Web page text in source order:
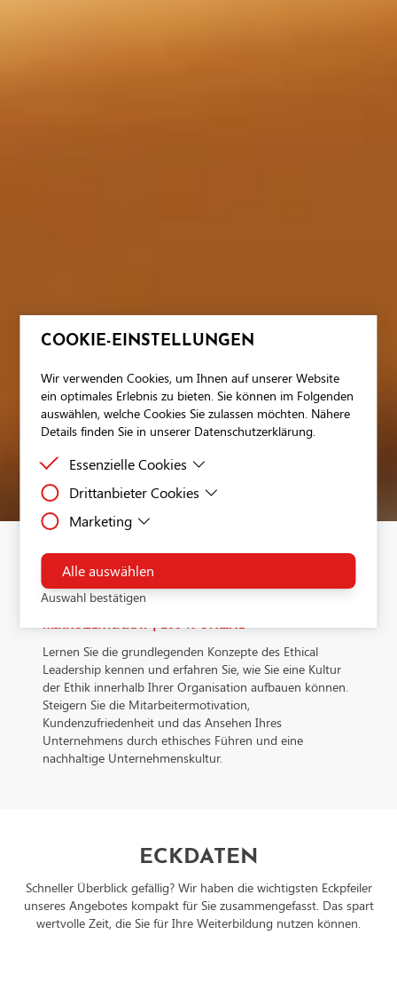
COOKIE-EINSTELLUNGEN
Wir verwenden Cookies, um Ihnen auf unserer Website
ein optimales Erlebnis zu bieten. Sie können im Folgenden
auswählen, welche Cookies Sie zulassen möchten. Nähere
Details finden Sie in unserer Datenschutzerklärung.
Essenzielle Cookies
Essenzielle Cookies sind Cookies, welche für die
werden.
Drittanbieter Cookies
Drittanbieter Cookies sind Cookies, die Drittanbieter-
ermöglichen.
Marketing
Dies ist ein Tag-Management-System. Über den Google Tag
Manager können Tags zentral über eine Benutzeroberfläche
eingebunden werden. Tags sind kleine Codeabschnitte, die
Aktivitäten verfolgen können. Über den Google Tag
wird.Verarbeitendes Unternehmen: Google Ireland Limited
Google Building Gordon House, 4 Barrow St, Dublin, D04
IrelandDatenschutzbeauftragter der verarbeitenden Firma
Nachfolgend finden Sie die E-Mail-Adresse des
Datenschutzbeauftragten des verarbeitenden Unternehmen:
https://support.google.com/policies/contact/
Alle auswählen
Auswahl bestätigen
ETHICAL LEADERSHIP
MIKROZERTIFIKAT | 100 % ONLINE
Lernen Sie die grundlegenden Konzepte des Ethical
Leadership kennen und erfahren Sie, wie Sie eine Kultur
der Ethik innerhalb Ihrer Organisation aufbauen können.
Steigern Sie die Mitarbeitermotivation,
Kundenzufriedenheit und das Ansehen Ihres
Unternehmens durch ethisches Führen und eine
nachhaltige Unternehmenskultur.
ECKDATEN
Schneller Überblick gefällig? Wir haben die wichtigsten Eckpfeiler
unseres Angebotes kompakt für Sie zusammengefasst. Das spart
wertvolle Zeit, die Sie für Ihre Weiterbildung nutzen können.